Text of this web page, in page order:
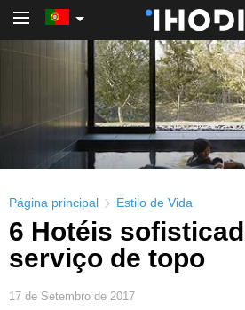
Página principal Estilo de Vida
6 Hotéis
serviço de topo
17 de Setembro de 2017